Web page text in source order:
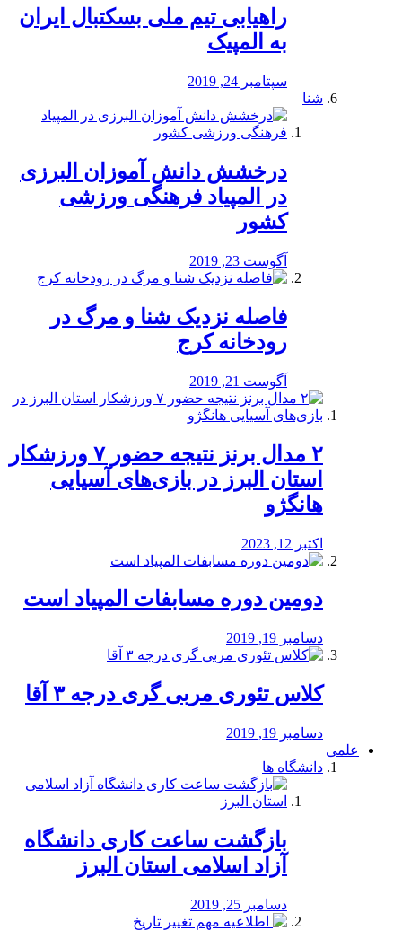
راهیابی تیم ملی بسکتبال ایران
به المپیک
سپتامبر 24, 2019
شنا
درخشش دانش آموزان البرزی
در المپیاد فرهنگی ورزشی
کشور
آگوست 23, 2019
️فاصله نزدیک شنا و مرگ در
رودخانه کرج
آگوست 21, 2019
۲ مدال برنز نتیجه حضور ۷ ورزشکار
استان البرز در بازی‌های آسیایی
هانگژو
اکتبر 12, 2023
دومین دوره مسابفات المپیاد است
دسامبر 19, 2019
کلاس تئوری مربی گری درجه ۳ آقا
دسامبر 19, 2019
علمی
دانشگاه ها
بازگشت ساعت کاری دانشگاه
آزاد اسلامی استان البرز
دسامبر 25, 2019